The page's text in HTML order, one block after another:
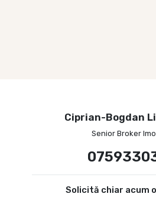
Ciprian-Bogdan
Senior Broker
Solicită chiar acum